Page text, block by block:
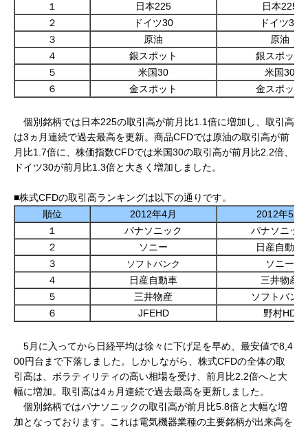
１
日本225
日本225
２
ドイツ30
ドイツ30
３
原油
原油
４
銀スポット
銀スポット
５
米国30
米国30
６
金スポット 金スポット
個別銘柄では日本225の取引高が前月比1.1倍に増加し、取引高
は3ヵ月連続で過去最高を更新。商品CFDでは原油の取引高が前
月比1.7倍に、株価指数CFDでは米国30の取引高が前月比2.2倍、
ドイツ30が前月比1.3倍と大きく増加しました。
■株式CFDの取引高ランキングは以下の通りです。
順位
2012年4月
2012年5月
１
パナソニック
パナソニック
２
ソニー
日産自動車
３
ソフトバンク
ソニー
４
日産自動車
三井物産
５
三井物産
ソフトバンク
６
JFEHD 野村HD
5月に入ってから日経平均は徐々に下げ足を早め、最安値で8,4
00円台まで下落しました。しかしながら、株式CFDの全体の取
引高は、ボラティリティの高い相場を受け、前月比2.2倍へと大
幅に増加。取引高は4ヵ月連続で過去最高を更新しました。
個別銘柄ではパナソニックの取引高が前月比5.8倍と大幅な増
加となっております。これは電気機器業種の主要銘柄が出来高を